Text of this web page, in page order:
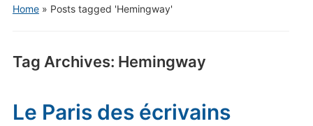
Home» Posts tagged 'Hemingway'
Tag Archives: Hemingway
Le Paris des écrivains